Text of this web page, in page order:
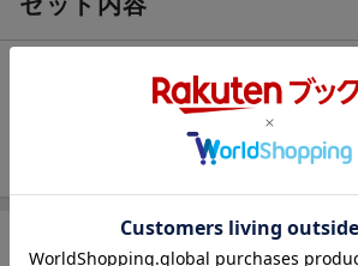
Call Me Asap / NUMBER（通常盤B）
Call Me Asap / NUMBER（初回生産限定「池田
商品説明